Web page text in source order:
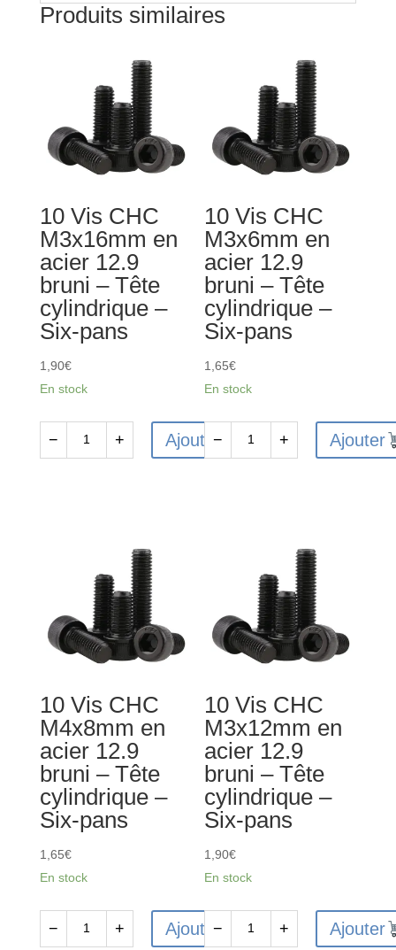
Six-
Produits similaires
10 Vis CHC
M3x16mm en
acier 12.9
bruni – Tête
cylindrique –
Six-pans
1,90€
En stock
12.9
bruni
Tête
cylindrique
-
Six-
pans
− + Ajouter
10 Vis CHC
M3x6mm en
acier 12.9
bruni – Tête
cylindrique –
Six-pans
1,65€
En stock
12.9
bruni
Tête
cylindrique
-
Six-
pans
− + Ajouter
10 Vis CHC
M4x8mm en
acier 12.9
bruni – Tête
cylindrique –
Six-pans
1,65€
En stock
− + Ajouter
10 Vis CHC
M3x12mm en
acier 12.9
bruni – Tête
cylindrique –
Six-pans
1,90€
En stock
− + Ajouter